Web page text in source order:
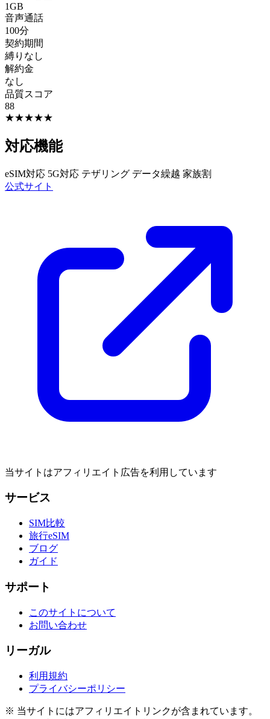
1GB
音声通話
100分
契約期間
縛りなし
解約金
なし
品質スコア
88
★★★★★
対応機能
eSIM対応 5G対応 テザリング データ繰越 家族割
公式サイト
当サイトはアフィリエイト広告を利用しています
サービス
SIM比較
旅行eSIM
ブログ
ガイド
サポート
このサイトについて
お問い合わせ
リーガル
利用規約
プライバシーポリシー
※ 当サイトにはアフィリエイトリンクが含まれています。